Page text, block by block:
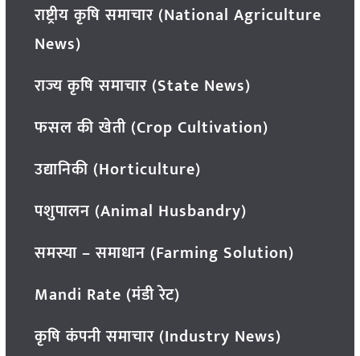
राष्ट्रीय कृषि समाचार (National Agriculture
News)
राज्य कृषि समाचार (State News)
फसल की खेती (Crop Cultivation)
उद्यानिकी (Horticulture)
पशुपालन (Animal Husbandry)
समस्या – समाधान (Farming Solution)
Mandi Rate (मंडी रेट)
कृषि कंपनी समाचार (Industry News)